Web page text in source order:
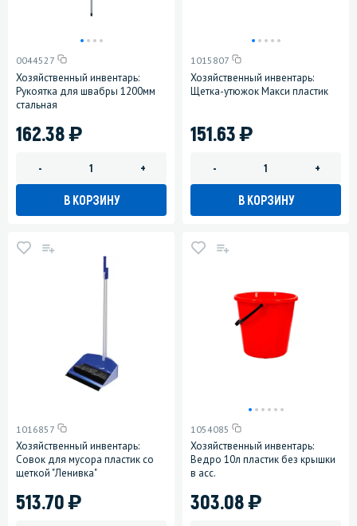
0044527
Хозяйственный инвентарь:
Рукоятка для швабры 1200мм
стальная
162.38)
- +
В КОРЗИНУ
1015807
Хозяйственный инвентарь:
Щетка-утюжок Макси пластик
151.63)
- +
В КОРЗИНУ
1016857
Хозяйственный инвентарь:
Совок для мусора пластик со
щеткой "Ленивка"
513.70)
1054085
Хозяйственный инвентарь:
Ведро 10л пластик без крышки
в асс.
303.08)